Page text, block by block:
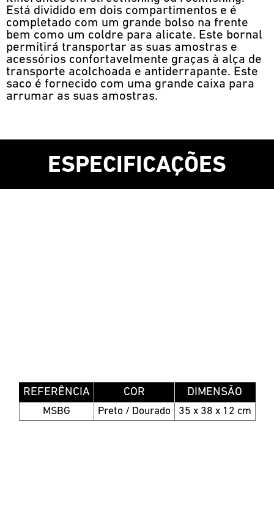
Está dividido em dois compartimentos e é
completado com um grande bolso na frente
bem como um coldre para alicate. Este bornal
permitirá transportar as suas amostras e
acessórios confortavelmente graças à alça de
transporte acolchoada e antiderrapante. Este
saco é fornecido com uma grande caixa para
arrumar as suas amostras.
ESPECIFICAÇÕES
REFERÊNCIA COR DIMENSÃO
MSBG Preto / Dourado 35 x 38 x 12 cm